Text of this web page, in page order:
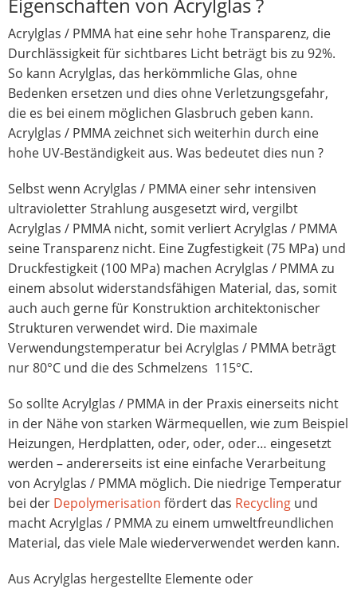
Eigenschaften von Acrylglas ?
Acrylglas / PMMA hat eine sehr hohe Transparenz, die
Durchlässigkeit für sichtbares Licht beträgt bis zu 92%.
So kann Acrylglas, das herkömmliche Glas, ohne
Bedenken ersetzen und dies ohne Verletzungsgefahr,
die es bei einem möglichen Glasbruch geben kann.
Acrylglas / PMMA zeichnet sich weiterhin durch eine
hohe UV-Beständigkeit aus. Was bedeutet dies nun ?
Selbst wenn Acrylglas / PMMA einer sehr intensiven
ultravioletter Strahlung ausgesetzt wird, vergilbt
Acrylglas / PMMA nicht, somit verliert Acrylglas / PMMA
seine Transparenz nicht. Eine Zugfestigkeit (75 MPa) und
Druckfestigkeit (100 MPa) machen Acrylglas / PMMA zu
einem absolut widerstandsfähigen Material, das, somit
auch auch gerne für Konstruktion architektonischer
Strukturen verwendet wird. Die maximale
Verwendungstemperatur bei Acrylglas / PMMA beträgt
nur 80°C und die des Schmelzens 115°C.
So sollte Acrylglas / PMMA in der Praxis einerseits nicht
in der Nähe von starken Wärmequellen, wie zum Beispiel
Heizungen, Herdplatten, oder, oder, oder… eingesetzt
werden – andererseits ist eine einfache Verarbeitung
von Acrylglas / PMMA möglich. Die niedrige Temperatur
bei der Depolymerisation fördert das Recycling und
macht Acrylglas / PMMA zu einem umweltfreundlichen
Material, das viele Male wiederverwendet werden kann.
Aus Acrylglas hergestellte Elemente oder